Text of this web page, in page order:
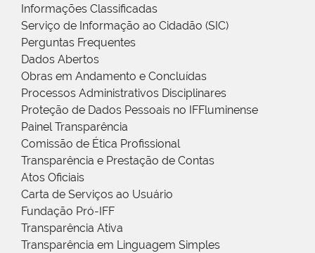
Informações Classificadas
Serviço de Informação ao Cidadão (SIC)
Perguntas Frequentes
Dados Abertos
Obras em Andamento e Concluídas
Processos Administrativos Disciplinares
Proteção de Dados Pessoais no IFFluminense
Painel Transparência
Comissão de Ética Profissional
Transparência e Prestação de Contas
Atos Oficiais
Carta de Serviços ao Usuário
Fundação Pró-IFF
Transparência Ativa
Transparência em Linguagem Simples